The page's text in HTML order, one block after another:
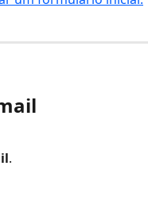
.